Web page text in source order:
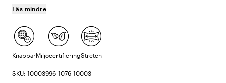
Läs mindre
KnapparMiljöcertifieringStretch
SKU: 10003996-1076-10003